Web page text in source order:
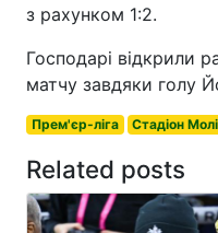
з рахунком 1:2.
Господарі відкрили
матчу завдяки голу
Прем'єр-ліга Стадіон
Related posts